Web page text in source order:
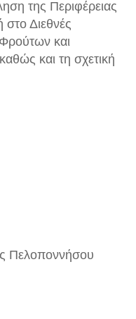
της Περιφέρειας
Διεθνές
και
και τη σχετική
Πελοποννήσου